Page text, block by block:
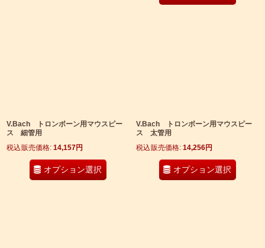
V.Bach トロンボーン用マウスピー
ス 細管用
税込
: 14,157円
オプション選択
V.Bach トロンボーン用マウスピー
ス 太管用
税込
: 14,256円
オプション選択